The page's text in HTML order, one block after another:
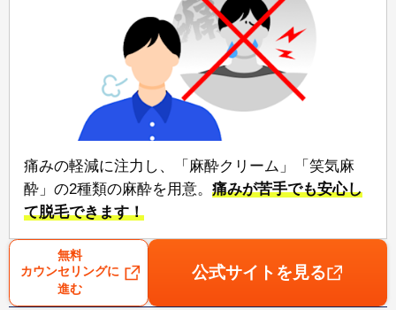
痛みの軽減に注力し、「麻酔クリーム」「笑気麻
酔」の2種類の麻酔を用意。⁠ 痛みが苦手でも安心⁠し
て脱毛できます！
無料
カウンセリングに
進む
公式サイトを見る